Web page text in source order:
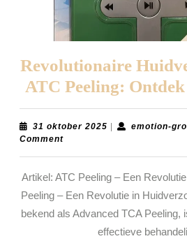
Revolutionaire
ATC Peeling:
31 oktober 2025 31
| emotion-
Comment
Artikel: ATC Peeling – Een
Peeling – Een Revolutie in
bekend als Advanced TCA Peeling,
effectieve